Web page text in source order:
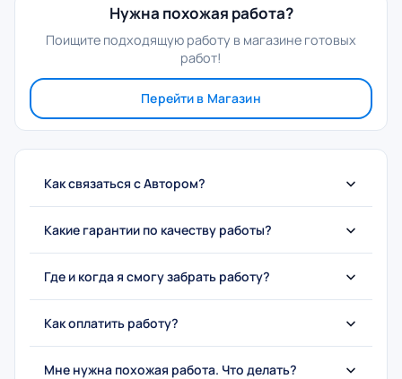
Нужна похожая работа?
Поищите подходящую работу в магазине готовых
работ!
Перейти в Магазин
Как связаться с Автором?
Какие гарантии по качеству работы?
Где и когда я смогу забрать работу?
Как оплатить работу?
Мне нужна похожая работа. Что делать?